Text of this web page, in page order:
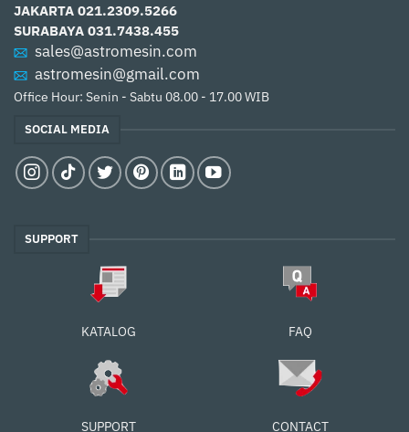
JAKARTA 021.2309.5266
SURABAYA 031.7438.455
sales@astromesin.com
astromesin@gmail.com
Office Hour: Senin - Sabtu 08.00 - 17.00 WIB
SOCIAL MEDIA
SUPPORT
KATALOG FAQ
SUPPORT CONTACT